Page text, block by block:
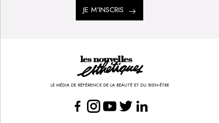
COMMENT PROTÉGER LES CICATRICES DU SOLEIL
PAYOT : UNE MARQUE QUI REDONNE CONFIANCE
AUX FEMMES